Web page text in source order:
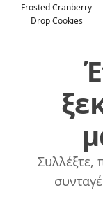
Frosted Cranberry
Drop Cookies
Συλλέξτε,